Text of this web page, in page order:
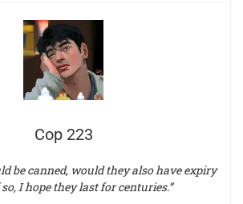
Cop 223
be canned, would they also have expiry
I hope they last for centuries.”